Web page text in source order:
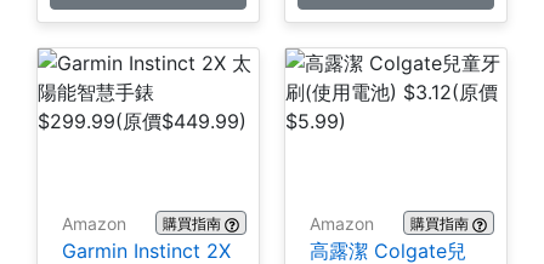
Amazon 購買指南
Garmin Instinct 2X
Amazon 購買指南
高露潔 Colgate兒